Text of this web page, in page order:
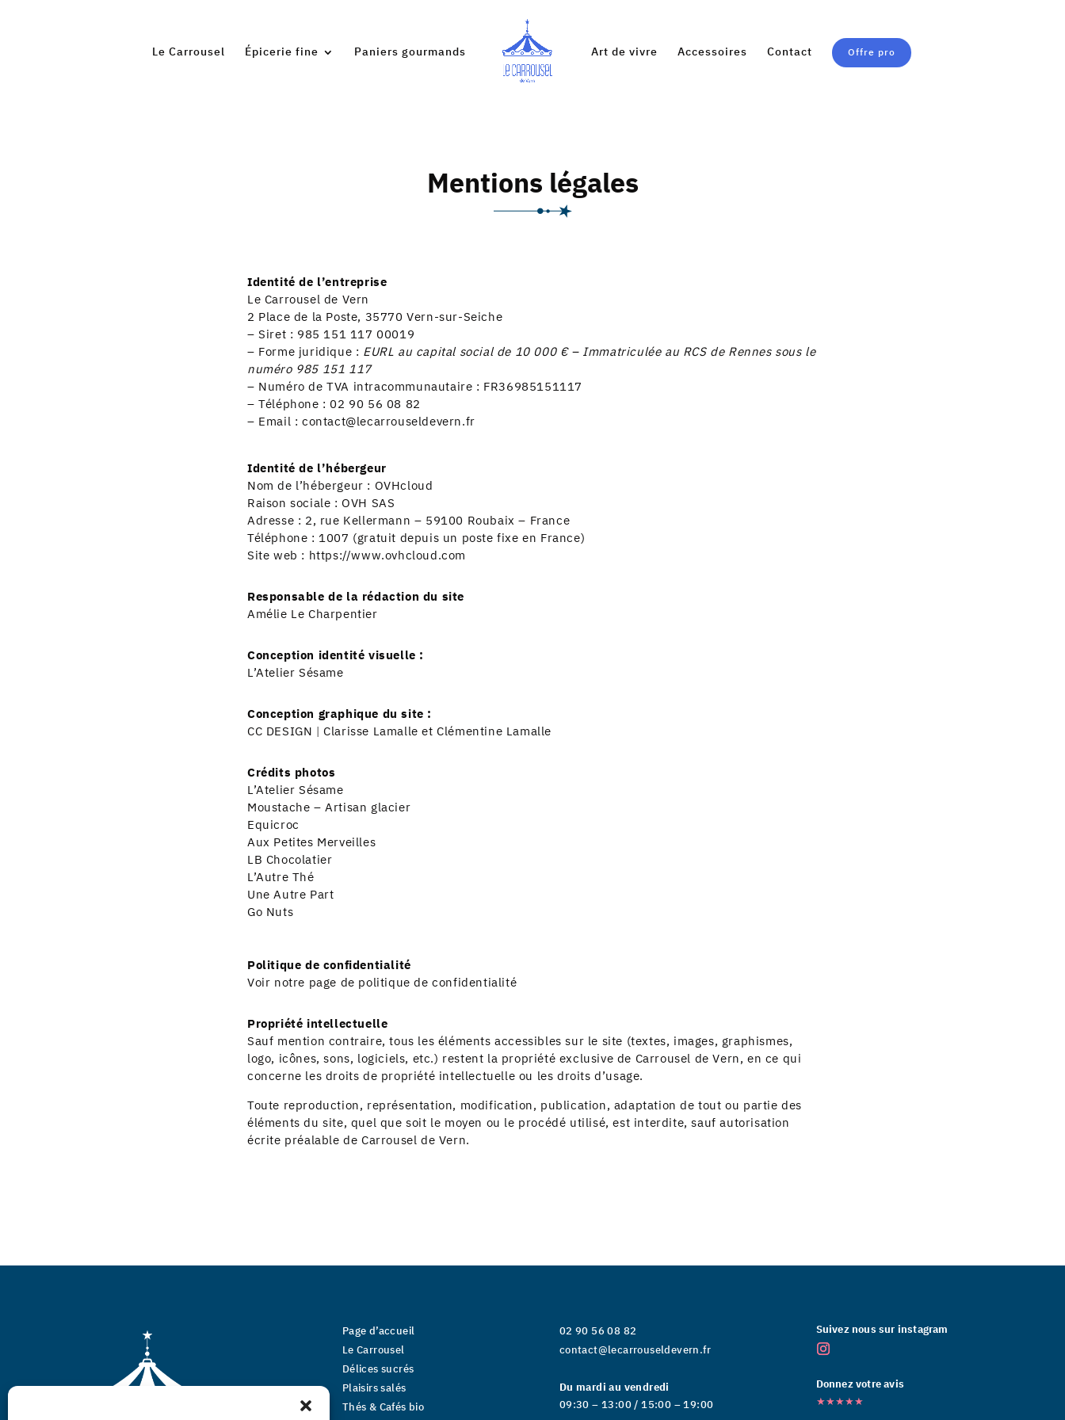
Le Carrousel Épicerie fine Paniers gourmands Art de vivre Accessoires Contact Offre pro
Mentions légales
Identité de l’entreprise
Le Carrousel de Vern
2 Place de la Poste, 35770 Vern-sur-Seiche
– Siret : 985 151 117 00019
– Forme juridique : EURL au capital social de 10 000 € – Immatriculée au RCS de Rennes sous le
numéro 985 151 117
– Numéro de TVA intracommunautaire : FR36985151117
– Téléphone : 02 90 56 08 82
– Email : contact@lecarrouseldevern.fr
Identité de l’hébergeur
Nom de l’hébergeur : OVHcloud
Raison sociale : OVH SAS
Adresse : 2, rue Kellermann – 59100 Roubaix – France
Téléphone : 1007 (gratuit depuis un poste fixe en France)
Site web : https://www.ovhcloud.com
Responsable de la rédaction du site
Amélie Le Charpentier
Conception identité visuelle :
L’Atelier Sésame
Conception graphique du site :
CC DESIGN |Clarisse Lamalle et Clémentine Lamalle
Crédits photos
L’Atelier Sésame
Moustache – Artisan glacier
Equicroc
Aux Petites Merveilles
LB Chocolatier
L’Autre Thé
Une Autre Part
Go Nuts
Politique de confidentialité
Voir notre page de politique de confidentialité
Propriété intellectuelle
Sauf mention contraire, tous les éléments accessibles sur le site (textes, images, graphismes,
logo, icônes, sons, logiciels, etc.) restent la propriété exclusive de Carrousel de Vern, en ce qui
concerne les droits de propriété intellectuelle ou les droits d’usage.
Toute reproduction, représentation, modification, publication, adaptation de tout ou partie des
éléments du site, quel que soit le moyen ou le procédé utilisé, est interdite, sauf autorisation
écrite préalable de Carrousel de Vern.
Page d’accueil
Le Carrousel
Délices sucrés
Plaisirs salés
Thés & Cafés bio
02 90 56 08 82
contact@lecarrouseldevern.fr
Du mardi au vendredi
09:30 – 13:00 / 15:00 – 19:00
Suivez nous sur instagram
Donnez votre avis
★★★★★